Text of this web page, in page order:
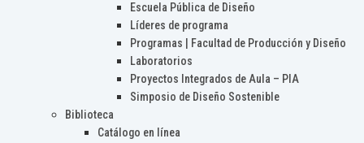
Escuela Pública de Diseño
Líderes de programa
Programas | Facultad de Producción y Diseño
Laboratorios
Proyectos Integrados de Aula – PIA
Simposio de Diseño Sostenible
Biblioteca
Catálogo en línea